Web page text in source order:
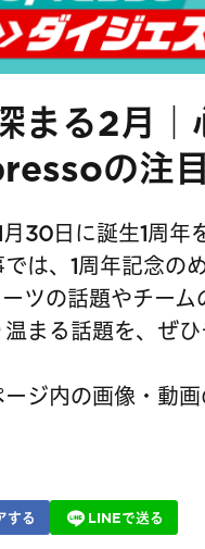
まる2月｜
の注
30日に誕生1周年
では、1周年記念の
ーツの話題やチー
温まる話題を、ぜ
ジ内の画像・動
する LINEで送る